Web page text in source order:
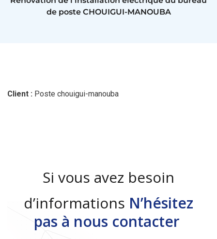
de poste CHOUIGUI-MANOUBA
Client : Poste chouigui-manouba
Si vous avez besoin
d’informations N’hésitez
pas à nous contacter